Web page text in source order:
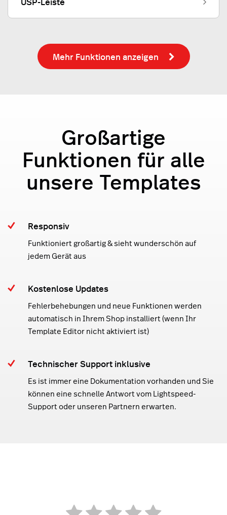
Mehr Funktionen anzeigen
Großartige
Funktionen für alle
unsere Templates
Responsiv
Funktioniert großartig & sieht wunderschön auf
jedem Gerät aus
Kostenlose Updates
Fehlerbehebungen und neue Funktionen werden
automatisch in Ihrem Shop installiert (wenn Ihr
Template Editor nicht aktiviert ist)
Technischer Support inklusive
Es ist immer eine Dokumentation vorhanden und Sie
können eine schnelle Antwort vom Lightspeed-
Support oder unseren Partnern erwarten.